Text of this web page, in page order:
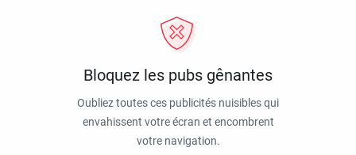
Bloquez les pubs gênantes
Oubliez toutes ces publicités nuisibles qui
envahissent votre écran et encombrent
votre navigation.